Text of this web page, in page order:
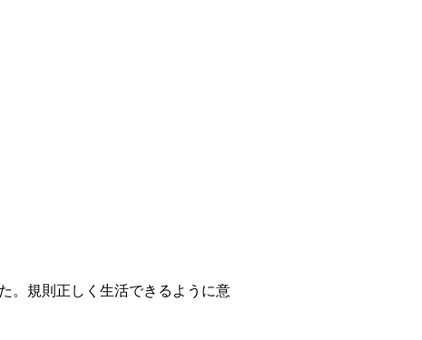
。規則正しく生活できるように意